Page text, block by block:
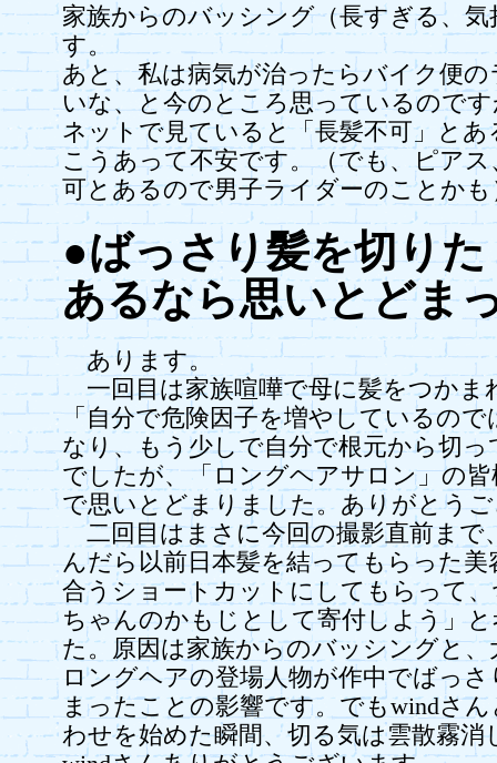
家族からのバッシング（長すぎる、
す。
あと、私は病気が治ったらバイク便
いな、と今のところ思っているので
ネットで見ていると「長髪不可」と
こうあって不安です。（でも、ピアス
可とあるので男子ライダーのことかも
●ばっさり髪を切り
あるなら思いとどま
あります。
一回目は家族喧嘩で母に髪をつかま
「自分で危険因子を増やしているので
なり、もう少しで自分で根元から切
でしたが、「ロングヘアサロン」の
で思いとどまりました。ありがとう
二回目はまさに今回の撮影直前まで
んだら以前日本髪を結ってもらった美
合うショートカットにしてもらって
ちゃんのかもじとして寄付しよう」
た。原因は家族からのバッシングと
ロングヘアの登場人物が作中でばっ
まったことの影響です。でもwindさ
わせを始めた瞬間、切る気は雲散霧消